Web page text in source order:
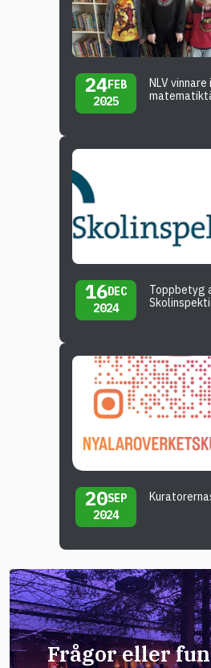
24FEB
2025
NLV vinnare i
16DEC
2024
Toppbetyg
20SEP
2024
Frågor eller